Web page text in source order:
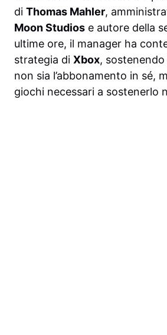
di Thomas Mahler,
Moon Studios e autore della
ultime ore, il manager ha
strategia di Xbox,
non sia l’abbonamento in sé,
giochi necessari a sostenerlo